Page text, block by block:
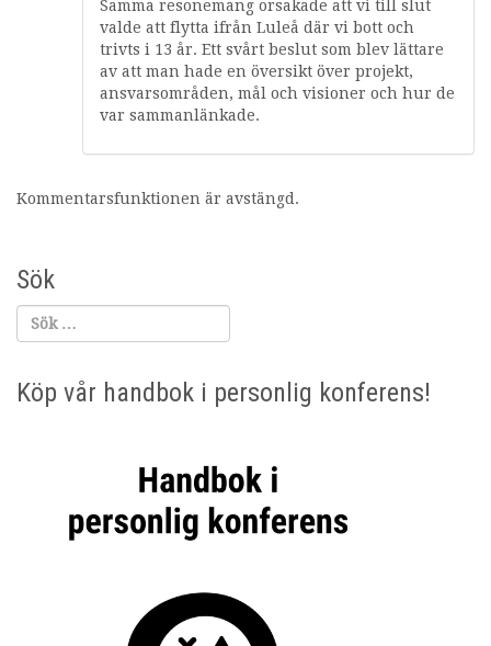
Samma resonemang orsakade att vi till slut
valde att flytta ifrån Luleå där vi bott och
trivts i 13 år. Ett svårt beslut som blev lättare
av att man hade en översikt över projekt,
ansvarsområden, mål och visioner och hur de
var sammanlänkade.
Kommentarsfunktionen är avstängd.
Sök
Köp vår handbok i personlig konferens!